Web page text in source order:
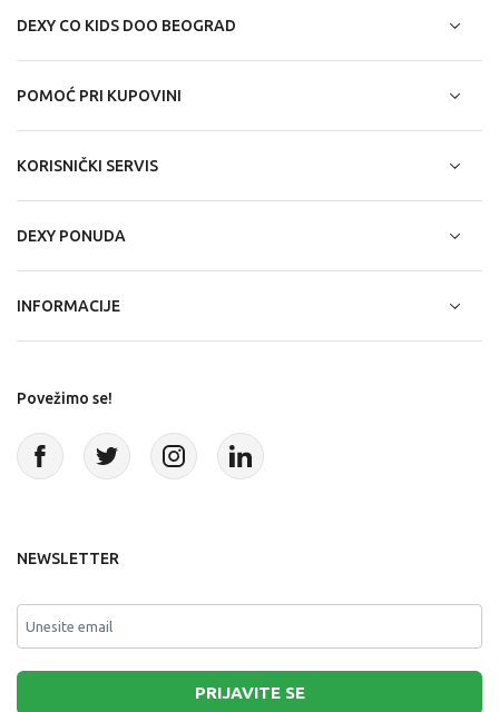
DEXY CO KIDS DOO BEOGRAD
POMOĆ PRI KUPOVINI
KORISNIČKI SERVIS
DEXY PONUDA
INFORMACIJE
Povežimo se!
NEWSLETTER
PRIJAVITE SE